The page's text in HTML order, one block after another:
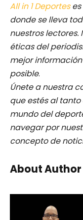
All in 1 Deporteses
donde se lleva
nuestros lectores.
éticas del
mejor
posible.
Únete a nuestra
que estés al
mundo del
navegar por
concepto de
About Author